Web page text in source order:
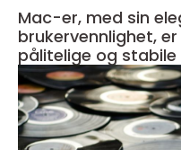
Mac-er, med sin
brukervennlighet,
pålitelige og stabile